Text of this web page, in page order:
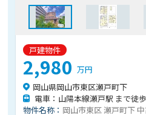
戸建物件
2,980万円
岡山県岡山市東区瀬戸町下
電車：山陽本線瀬戸駅 まで徒
物件名称： 岡山市東区 瀬戸町下